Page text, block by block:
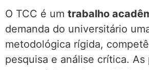
O TCC é um trabalho
demanda do universitário
metodológica rígida,
pesquisa e análise crítica. As